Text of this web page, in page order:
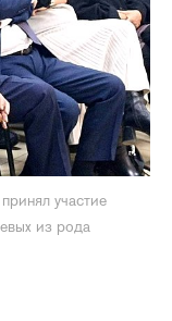
участие
из рода